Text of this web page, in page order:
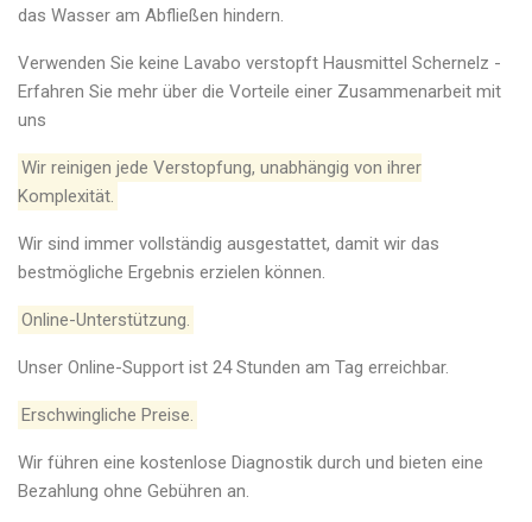
das Wasser am Abfließen hindern.
Verwenden Sie keine Lavabo verstopft Hausmittel Schernelz -
Erfahren Sie mehr über die Vorteile einer Zusammenarbeit mit
uns
Wir reinigen jede Verstopfung, unabhängig von ihrer
Komplexität.
Wir sind immer vollständig ausgestattet, damit wir das
bestmögliche Ergebnis erzielen können.
Online-Unterstützung.
Unser Online-Support ist 24 Stunden am Tag erreichbar.
Erschwingliche Preise.
Wir führen eine kostenlose Diagnostik durch und bieten eine
Bezahlung ohne Gebühren an.